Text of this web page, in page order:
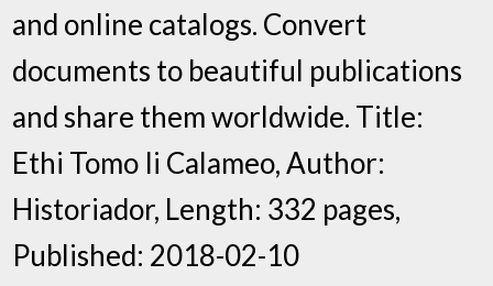
and online catalogs. Convert
documents to beautiful publications
and share them worldwide. Title:
Ethi Tomo Ii Calameo, Author:
Historiador, Length: 332 pages,
Published: 2018-02-10